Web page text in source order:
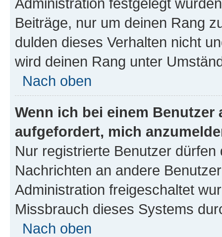
Beiträge, nur um deinen Rang
dulden dieses Verhalten nicht
wird deinen Rang unter
Nach oben
Wenn ich bei einem
aufgefordert, mich
Nur registrierte Benutzer
Nachrichten an andere
Administration freigeschaltet
Missbrauch dieses Systems
Nach oben